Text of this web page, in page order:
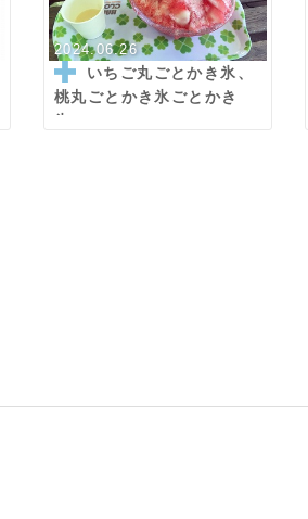
2024.06.26
いちご丸ごとかき氷、
桃丸ごとかき氷ごとかき
氷。